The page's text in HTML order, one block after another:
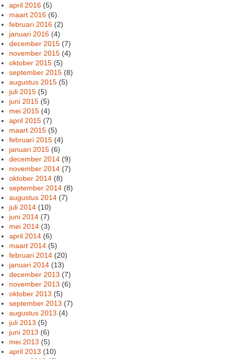
april 2016 (5)
maart 2016 (6)
februari 2016 (2)
januari 2016 (4)
december 2015 (7)
november 2015 (4)
oktober 2015 (5)
september 2015 (8)
augustus 2015 (5)
juli 2015 (5)
juni 2015 (5)
mei 2015 (4)
april 2015 (7)
maart 2015 (5)
februari 2015 (4)
januari 2015 (6)
december 2014 (9)
november 2014 (7)
oktober 2014 (8)
september 2014 (8)
augustus 2014 (7)
juli 2014 (10)
juni 2014 (7)
mei 2014 (3)
april 2014 (6)
maart 2014 (5)
februari 2014 (20)
januari 2014 (13)
december 2013 (7)
november 2013 (6)
oktober 2013 (5)
september 2013 (7)
augustus 2013 (4)
juli 2013 (5)
juni 2013 (6)
mei 2013 (5)
april 2013 (10)